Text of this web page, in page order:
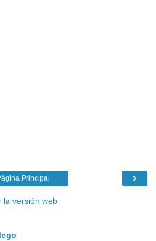
›
Principal
la versión web